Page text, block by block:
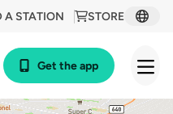
STORE
A STATION
Get the app